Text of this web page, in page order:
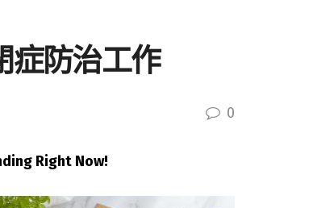
症防治工作
0
Right Now!